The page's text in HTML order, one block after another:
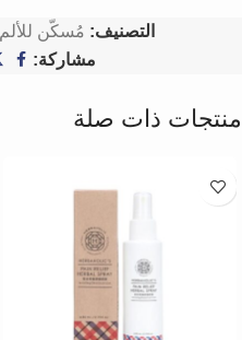
التصنيف: مُسكّن للألم
مشاركة:
منتجات ذات صلة